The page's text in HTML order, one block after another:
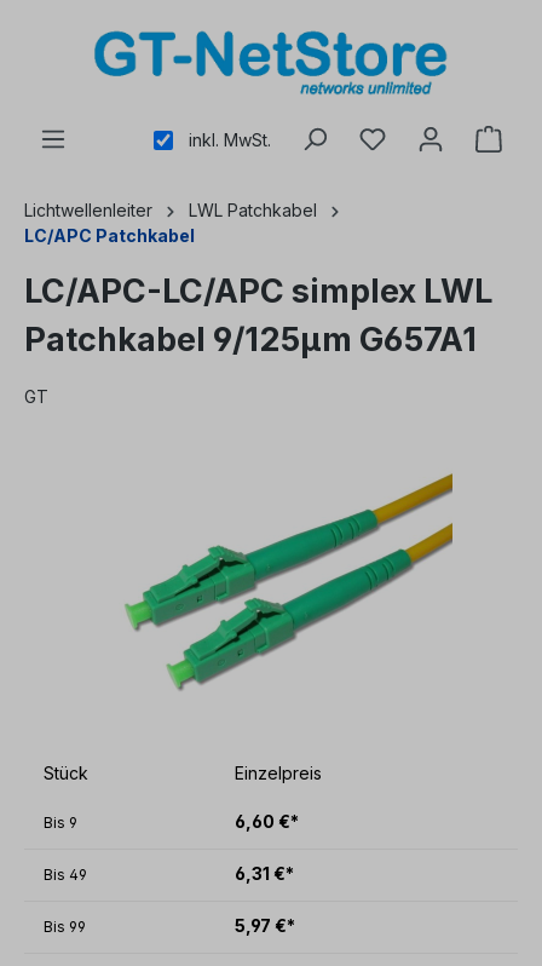
inkl. MwSt.
Lichtwellenleiter
LWL Patchkabel
LC/APC Patchkabel
LC/APC-LC/APC simplex LWL
Patchkabel 9/125µm G657A1
GT
Stück Einzelpreis
Bis 9 6,60 €*
Bis 49 6,31 €*
Bis 99 5,97 €*